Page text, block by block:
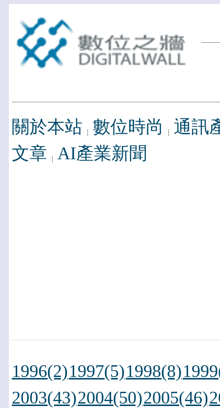
關於本站 數位時尚
通訊
文章 AI產業新聞
1996(2)1997(5)1998(8)
2003(43)2004(50)2005(46)